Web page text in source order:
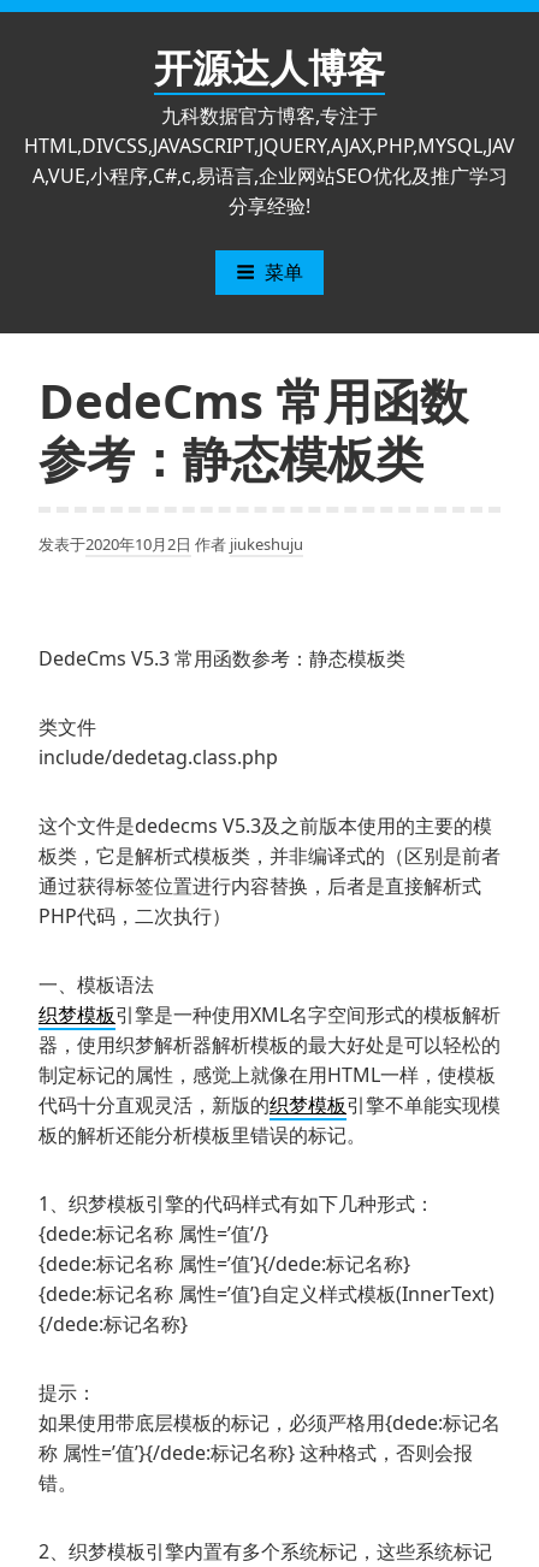
跳
开源达人博客
九科数据官方博客,专注于
HTML,DIVCSS,JAVASCRIPT,JQUERY,AJAX,PHP,MYSQL,JAV
A,VUE,小程序,C#,c,易语言,企业网站SEO优化及推广学习
分享经验!
菜单
DedeCms 常用函数
参考：静态模板类
发表于2020年10月2日 作者 jiukeshuju
DedeCms V5.3 常用函数参考：静态模板类
类文件
include/dedetag.class.php
这个文件是dedecms V5.3及之前版本使用的主要的模
板类，它是解析式模板类，并非编译式的（区别是前者
通过获得标签位置进行内容替换，后者是直接解析式
PHP代码，二次执行）
一、模板语法
织梦模板引擎是一种使用XML名字空间形式的模板解析
器，使用织梦解析器解析模板的最大好处是可以轻松的
制定标记的属性，感觉上就像在用HTML一样，使模板
代码十分直观灵活，新版的织梦模板引擎不单能实现模
板的解析还能分析模板里错误的标记。
1、织梦模板引擎的代码样式有如下几种形式：
{dede:标记名称 属性=’值’/}
{dede:标记名称 属性=’值’}{/dede:标记名称}
{dede:标记名称 属性=’值’}自定义样式模板(InnerText)
{/dede:标记名称}
提示：
如果使用带底层模板的标记，必须严格用{dede:标记名
称 属性=’值’}{/dede:标记名称} 这种格式，否则会报
错。
2、织梦模板引擎内置有多个系统标记，这些系统标记